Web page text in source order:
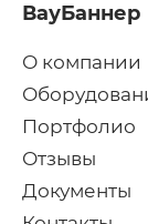
ВауБаннер
О компании
Портфолио
Отзывы
Документы